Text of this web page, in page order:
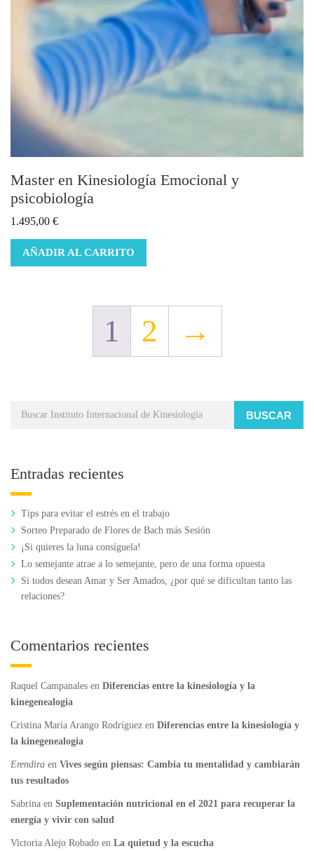
Master en Kinesiología Emocional y
psicobiología
1.495,00 €
AÑADIR AL CARRITO
1 2 →
BUSCAR
Entradas recientes
Tips para evitar el estrés en el trabajo
Sorteo Preparado de Flores de Bach más Sesión
¡Si quieres la luna consíguela!
Lo semejante atrae a lo semejante, pero de una forma opuesta
Si todos desean Amar y Ser Amados, ¿por qué se dificultan tanto las
relaciones?
Comentarios recientes
Raquel Campanales en Diferencias entre la kinesiología y la
kinegenealogia
Cristina María Arango Rodríguez en Diferencias entre la kinesiología y
la kinegenealogia
Erendira en Vives según piensas: Cambia tu mentalidad y cambiarán
tus resultados
Sabrina en Suplementación nutricional en el 2021 para recuperar la
energía y vivir con salud
Victoria Alejo Robado en La quietud y la escucha